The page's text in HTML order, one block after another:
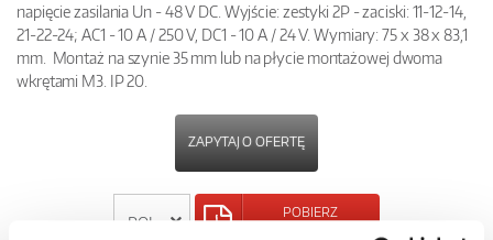
napięcie zasilania Un - 48 V DC. Wyjście: zestyki 2P - zaciski: 11-12-14,
21-22-24; AC1 - 10 A / 250 V, DC1 - 10 A / 24 V. Wymiary: 75 x 38 x 83,1
mm. Montaż na szynie 35 mm lub na płycie montażowej dwoma
wkrętami M3. IP 20.
ZAPYTAJ O OFERTĘ
POBIERZ